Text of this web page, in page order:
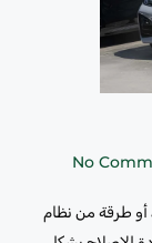
No
أو طرقة من نظام